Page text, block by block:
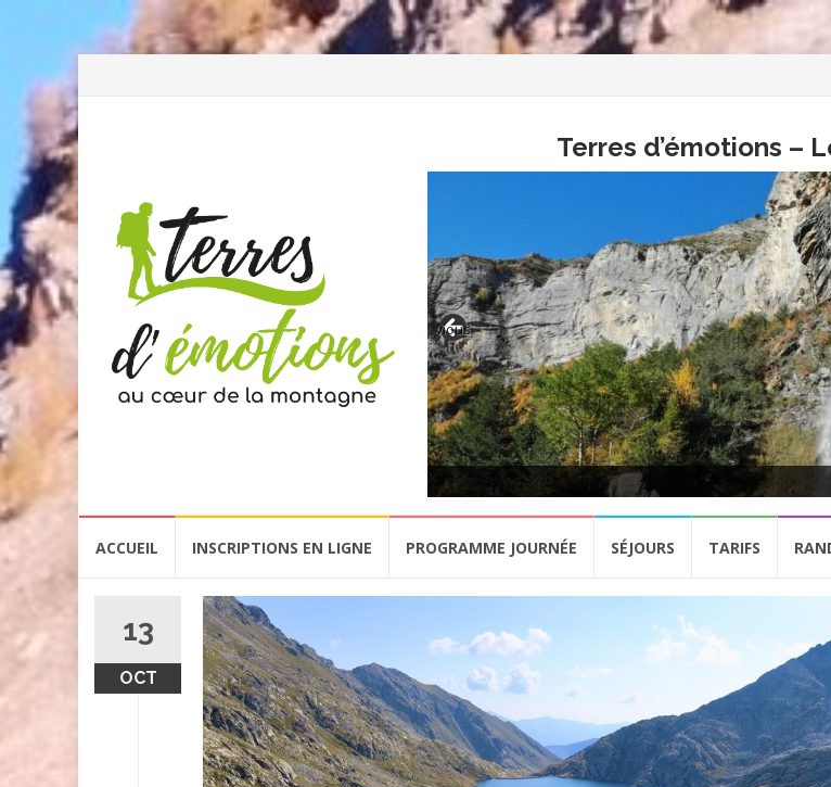
Terres d’émotions –
Previous
ACCUEIL INSCRIPTIONS EN LIGNE PROGRAMME JOURNÉE SÉJOURS TARIFS
13
OCT